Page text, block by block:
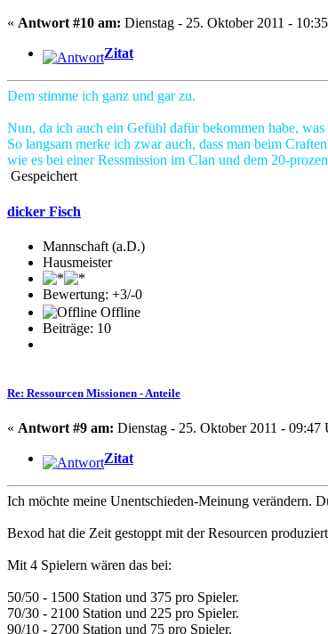
« Antwort #10 am: Dienstag - 25. Oktober 2011 -
Zitat
Dem stimme ich ganz und gar zu.
Nun, da ich auch ein Gefühl dafür bekommen habe,
So langsam merke ich zwar auch, dass man beim
wie es bei einer Ressmission im Clan und dem 20-
Gespeichert
dicker Fisch
Mannschaft (a.D.)
Hausmeister
Bewertung: +3/-0
Offline
Beiträge: 10
Re: Ressourcen Missionen - Anteile
« Antwort #9 am: Dienstag - 25. Oktober 2011 - 09:47
Zitat
Ich möchte meine Unentschieden-Meinung verändern.
Bexod hat die Zeit gestoppt mit der Resourcen
Mit 4 Spielern wären das bei:
50/50 - 1500 Station und 375 pro Spieler.
70/30 - 2100 Station und 225 pro Spieler.
90/10 - 2700 Station und 75 pro Spieler.